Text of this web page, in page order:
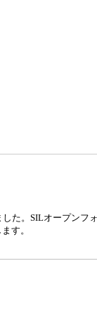
た。SILオープンフ
す。